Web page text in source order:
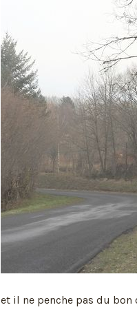
et il ne penche pas du bon